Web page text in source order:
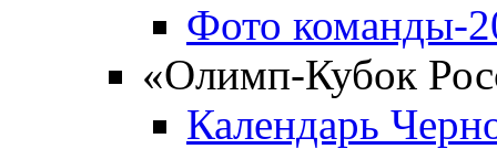
Фото команды-
«Олимп-Кубок
Календарь